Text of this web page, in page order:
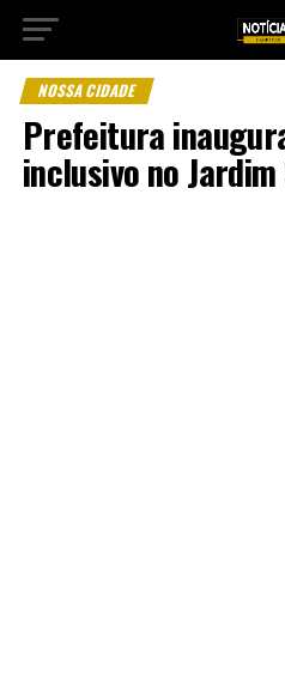
NOSSA CIDADE
Prefeitura
inclusivo no